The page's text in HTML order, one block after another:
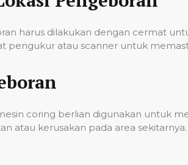
harus dilakukan dengan cermat
pengukur atau scanner untuk
coring berlian digunakan untuk
atau kerusakan pada area